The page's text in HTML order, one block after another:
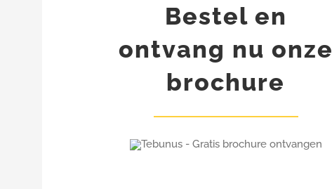
Bestel en
ontvang nu onze
brochure